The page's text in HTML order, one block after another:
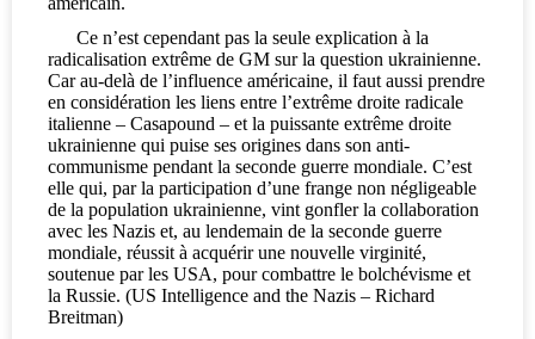
Ce n’est cependant pas la seule explication à la
radicalisation extrême de GM sur la question ukrainienne.
Car au-delà de l’influence américaine, il faut aussi prendre
en considération les liens entre l’extrême droite radicale
italienne – Casapound – et la puissante extrême droite
ukrainienne qui puise ses origines dans son anti-
communisme pendant la seconde guerre mondiale. C’est
elle qui, par la participation d’une frange non négligeable
de la population ukrainienne, vint gonfler la collaboration
avec les Nazis et, au lendemain de la seconde guerre
mondiale, réussit à acquérir une nouvelle virginité,
soutenue par les USA, pour combattre le bolchévisme et
la Russie. (US Intelligence and the Nazis – Richard
Breitman)